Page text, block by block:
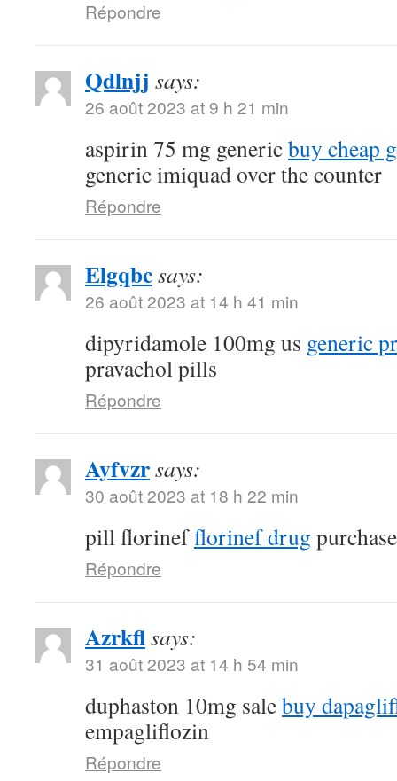
Répondre
Qdlnjj says:
26 août 2023 at 9 h 21 min
aspirin 75 mg genericbuy cheap
generic imiquad over the counter
Répondre
Elgqbcsays:
26 août 2023 at 14 h 41 min
dipyridamole 100mg us generic
pravachol pills
Répondre
Ayfvzrsays:
30 août 2023 at 18 h 22 min
pill florinefflorinef drug
Répondre
Azrkflsays:
31 août 2023 at 14 h 54 min
duphaston 10mg salebuy
empagliflozin
Répondre